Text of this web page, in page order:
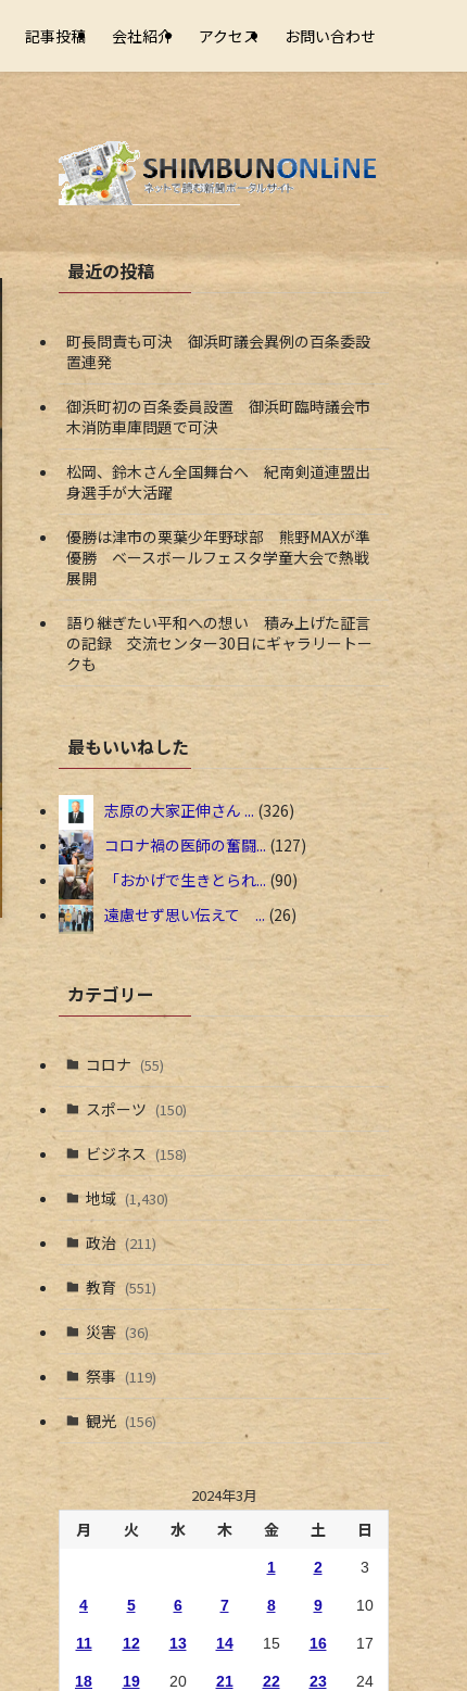
記事投稿 会社紹介 アクセス お問い合わせ
最近の投稿
町長問責も可決 御浜町議会異例の百条委設
置連発
御浜町初の百条委員設置 御浜町臨時議会市
木消防車庫問題で可決
松岡、鈴木さん全国舞台へ 紀南剣道連盟出
身選手が大活躍
優勝は津市の栗葉少年野球部 熊野MAXが準
優勝 ベースボールフェスタ学童大会で熱戦
展開
語り継ぎたい平和への想い 積み上げた証言
の記録 交流センター30日にギャラリートー
クも
最もいいねした
志原の大家正伸さん ... 326
コロナ禍の医師の奮闘... 127
「おかげで生きとられ... 90
遠慮せず思い伝えて ... 26
カテゴリー
コロナ (55)
スポーツ (150)
ビジネス (158)
地域 (1,430)
政治 (211)
教育 (551)
災害 (36)
祭事 (119)
観光 (156)
2024年3月
月 火 水 木 金 土 日
1 2 3
4 5 6 7 8 9 10
11 12 13 14 15 16 17
18 19 20 21 22 23 24